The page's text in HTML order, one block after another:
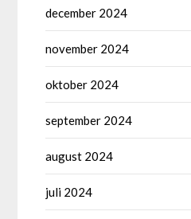
december 2024
november 2024
oktober 2024
september 2024
august 2024
juli 2024